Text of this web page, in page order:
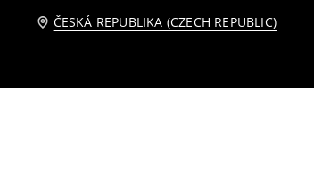
ČESKÁ REPUBLIKA (CZECH REPUBLIC)